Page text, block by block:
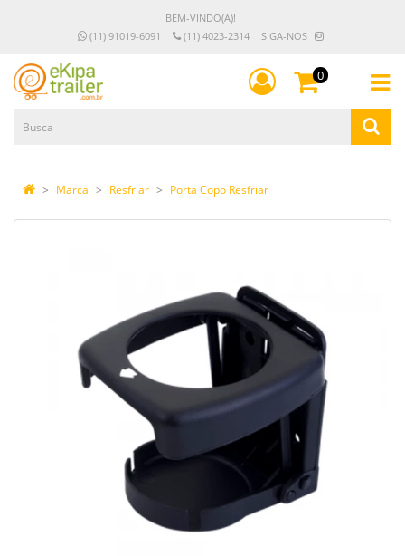
BEM-VINDO(A)!
(11) 91019-6091
(11) 4023-2314 SIGA-NOS
0
Marca Resfriar Porta Copo Resfriar